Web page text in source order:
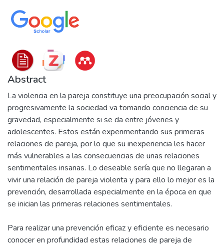
Abstract
La violencia en la pareja constituye una preocupación social y
progresivamente la sociedad va tomando conciencia de su
gravedad, especialmente si se da entre jóvenes y
adolescentes. Estos están experimentando sus primeras
relaciones de pareja, por lo que su inexperiencia les hacer
más vulnerables a las consecuencias de unas relaciones
sentimentales insanas. Lo deseable sería que no llegaran a
vivir una relación de pareja violenta y para ello lo mejor es la
prevención, desarrollada especialmente en la época en que
se inician las primeras relaciones sentimentales.
Para realizar una prevención eficaz y eficiente es necesario
conocer en profundidad estas relaciones de pareja de